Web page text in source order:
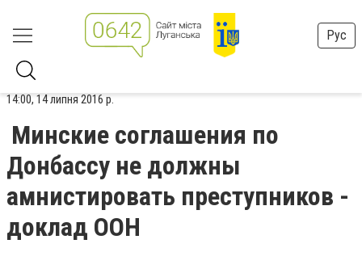
Рус
14:00, 14 липня 2016 р.
Минские соглашения по
Донбассу не должны
амнистировать преступников -
доклад ООН